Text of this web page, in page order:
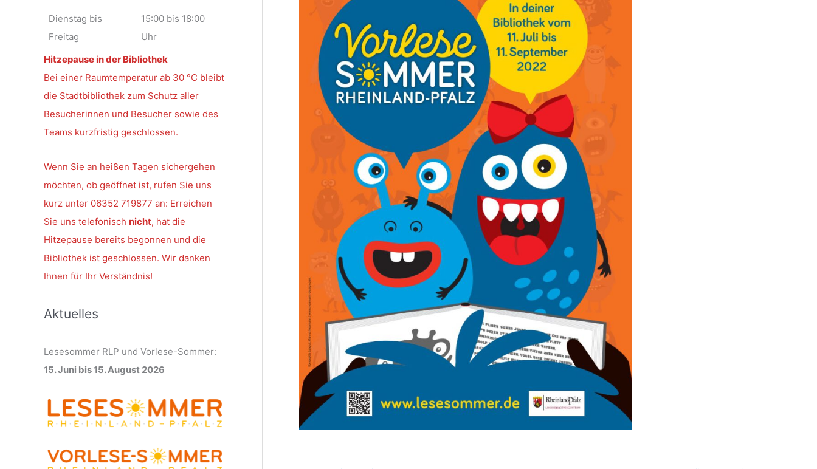
Dienstag bis
Freitag
15:00 bis 18:00
Uhr
Hitzepause in der Bibliothek
Bei einer Raumtemperatur ab 30 °C bleibt
die Stadtbibliothek zum Schutz aller
Besucherinnen und Besucher sowie des
Teams kurzfristig geschlossen.
Wenn Sie an heißen Tagen sichergehen
möchten, ob geöffnet ist, rufen Sie uns
kurz unter 06352 719877 an: Erreichen
Sie uns telefonisch nicht, hat die
Hitzepause bereits begonnen und die
Bibliothek ist geschlossen. Wir danken
Ihnen für Ihr Verständnis!
Aktuelles
Lesesommer RLP und Vorlese-Sommer:
15. Juni bis 15. August 2026